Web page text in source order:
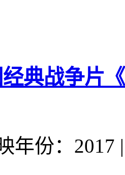
经典战争片
年份：2017 |